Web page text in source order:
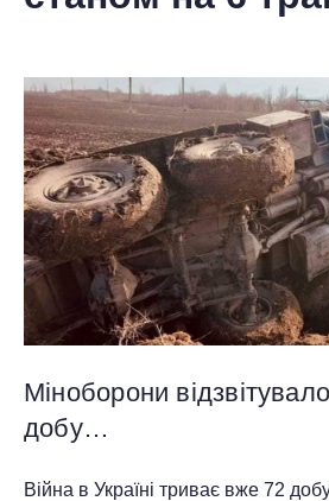
Міноборони
добу…
Війна в Україні триває вже 72